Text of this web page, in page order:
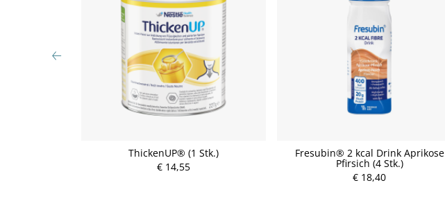
ThickenUP® (1 Stk.)
€ 14,55
Fresubin® 2 kcal Drink Aprikose
Pfirsich (4 Stk.)
€ 18,40
P
r